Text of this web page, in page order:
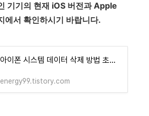
기기의 현재 iOS 버전과 Apple
에서 확인하시기 바랍니다.
아이폰 시스템 데이터 삭제 방법 초기화 없이 용량 확보하기
energy99.tistory.com